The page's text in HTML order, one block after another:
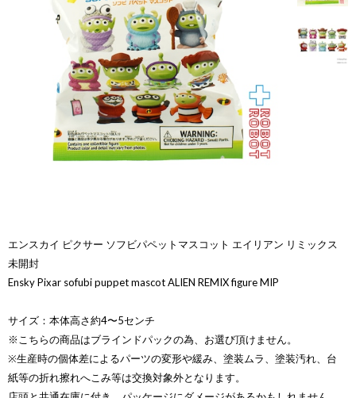
エンスカイ ピクサー ソフビパペットマスコット エイリアン リミックス
未開封
Ensky Pixar sofubi puppet mascot ALIEN REMIX figure MIP
サイズ：本体高さ約4〜5センチ
※こちらの商品はブラインドパックの為、お選び頂けません。
※生産時の個体差によるパーツの変形や緩み、塗装ムラ、塗装汚れ、台
紙等の折れ擦れへこみ等は交換対象外となります。